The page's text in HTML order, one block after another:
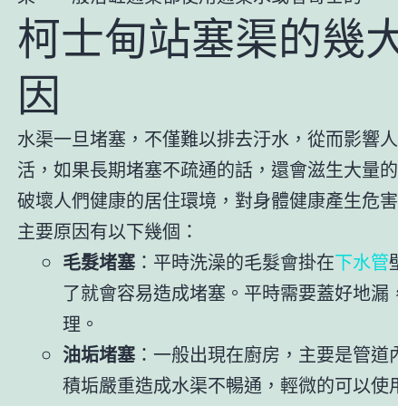
柯士甸站塞渠的幾
因
水渠一旦堵塞，不僅難以排去汙水，從而影響
活，如果長期堵塞不疏通的話，還會滋生大量
破壞人們健康的居住環境，對身體健康產生危
主要原因有以下幾個：
毛髮堵塞：平時洗澡的毛髮會掛在下水管
了就會容易造成堵塞。平時需要蓋好地漏
理。
油垢堵塞：一般出現在廚房，主要是管道
積垢嚴重造成水渠不暢通，輕微的可以使